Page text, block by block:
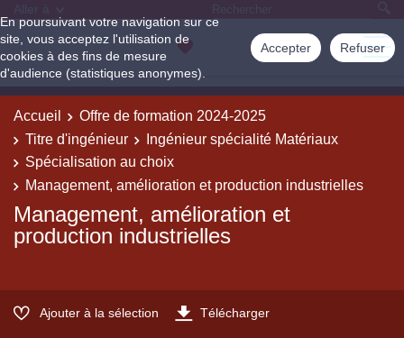
En poursuivant votre navigation sur ce
site, vous acceptez l'utilisation de
cookies à des fins de mesure
d'audience (statistiques anonymes).
Accepter Refuser
Accueil
Offre de formation 2024-2025
Titre d'ingénieur
Ingénieur spécialité Matériaux
Spécialisation au choix
Management, amélioration et production industrielles
Management, amélioration et
production industrielles
Ajouter à la sélection Télécharger